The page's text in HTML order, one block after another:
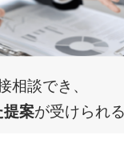
相談でき、
案が受けられる